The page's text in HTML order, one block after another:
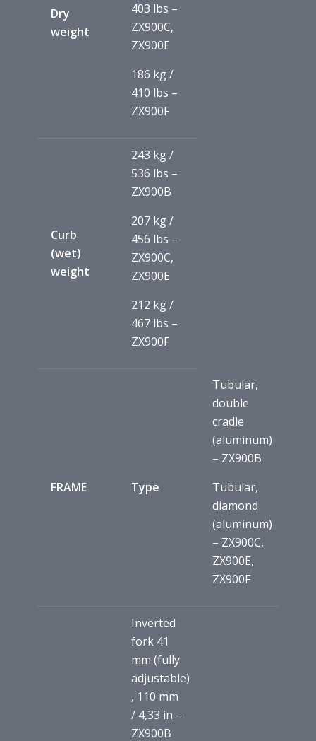
Dry
weight
403 lbs –
ZX900C,
ZX900E
186 kg /
410 lbs –
ZX900F
Curb
(wet)
weight
243 kg /
536 lbs –
ZX900B
207 kg /
456 lbs –
ZX900C,
ZX900E
212 kg /
467 lbs –
ZX900F
FRAME Type
Tubular,
double
cradle
(aluminum)
– ZX900B
Tubular,
diamond
(aluminum)
– ZX900C,
ZX900E,
ZX900F
Inverted
fork 41
mm (fully
adjustable)
, 110 mm
/ 4,33 in –
ZX900B